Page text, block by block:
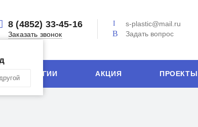
8 (4852) 33-45-16
Заказать звонок
s-plastic@mail.ru
Задать вопрос
ТЕХНОЛОГИИ АКЦИЯ ПРОЕКТЫ